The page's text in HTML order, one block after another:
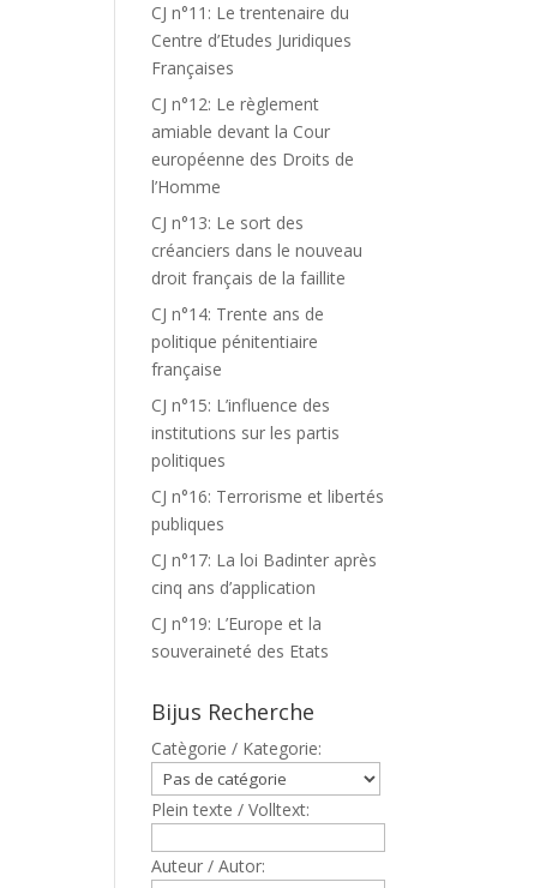
CJ n°11: Le trentenaire du
Centre d’Etudes Juridiques
Françaises
CJ n°12: Le règlement
amiable devant la Cour
européenne des Droits de
l’Homme
CJ n°13: Le sort des
créanciers dans le nouveau
droit français de la faillite
CJ n°14: Trente ans de
politique pénitentiaire
française
CJ n°15: L’influence des
institutions sur les partis
politiques
CJ n°16: Terrorisme et libertés
publiques
CJ n°17: La loi Badinter après
cinq ans d’application
CJ n°19: L’Europe et la
souveraineté des Etats
Bijus Recherche
Catègorie / Kategorie:
Plein texte / Volltext:
Auteur / Autor: